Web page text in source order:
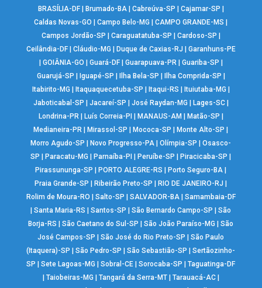
BRASÍLIA-DF| Brumado-BA| Cabreúva-SP | Cajamar-SP |
Caldas Novas-GO |Campo Belo-MG |CAMPO GRANDE-MS |
Campos Jordão-SP | Caraguatatuba-SP | Cardoso-SP |
Ceilândia-DF| Cláudio-MG | Duque de Caxias-RJ | Garanhuns-PE
| GOIÂNIA-GO | Guará-DF| Guarapuava-PR | Guariba-SP |
Guarujá-SP | Iguapé-SP | Ilha Bela-SP | Ilha Comprida-SP |
Itabirito-MG | Itaquaquecetuba-SP | Itaqui-RS | Ituiutaba-MG |
Jaboticabal-SP | Jacareí-SP | José Raydan-MG | Lages-SC|
Londrina-PR | Luís Correia-PI | MANAUS-AM | Matão-SP |
Medianeira-PR |Mirassol-SP |Mococa-SP |Monte Alto-SP |
Morro Agudo-SP |Novo Progresso-PA |Olímpia-SP |Osasco-
SP |Paracatu-MG |Parnaíba-PI |Peruíbe-SP |Piracicaba-SP |
Pirassununga-SP |PORTO ALEGRE-RS |Porto Seguro-BA |
Praia Grande-SP |Ribeirão Preto-SP |RIO DE JANEIRO-RJ |
Rolim de Moura-RO | Salto-SP | SALVADOR-BA| Samambaia-DF
|Santa Maria-RS |Santos-SP |São Bernardo Campo-SP |São
Borja-RS |São Caetano do Sul-SP |São João Paraíso-MG |São
José Campos-SP |São José do Rio Preto-SP |São Paulo
(Itaquera)-SP |São Pedro-SP |São Sebastião-SP |Sertãozinho-
SP |Sete Lagoas-MG |Sobral-CE |Sorocaba-SP |Taguatinga-DF
| Taiobeiras-MG | Tangará da Serra-MT| Tarauacá-AC|